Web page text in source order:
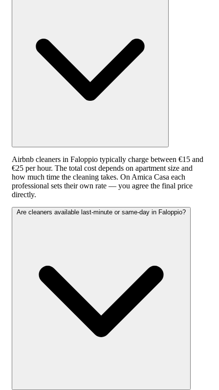
Airbnb cleaners in Faloppio typically charge between €15 and
€25 per hour. The total cost depends on apartment size and
how much time the cleaning takes. On Amica Casa each
professional sets their own rate — you agree the final price
directly.
Are cleaners available last-minute or same-day in Faloppio?